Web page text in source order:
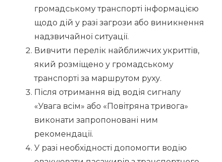
громадському транспорті інформацією
щодо дій у разі загрози або виникнення
надзвичайної ситуації.
Вивчити перелік найближчих укриттів,
який розміщено у громадському
транспорті за маршрутом руху.
Після отримання від водія сигналу
«Увага всім» або «Повітряна тривога»
виконати запропоновані ним
рекомендації.
У разі необхідності допомогти водію